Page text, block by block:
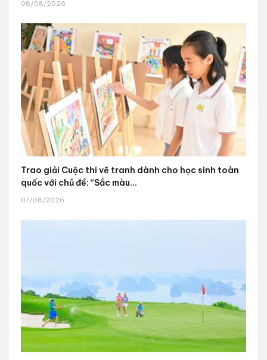
08/08/2026
Trao giải Cuộc thi vẽ tranh dành cho học sinh toàn
quốc với chủ đề: “Sắc màu...
07/08/2026